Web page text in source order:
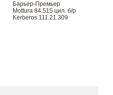
Барьер-Премьер
Mottura 84.515 цил. б/р
Kerberos 111.21.309